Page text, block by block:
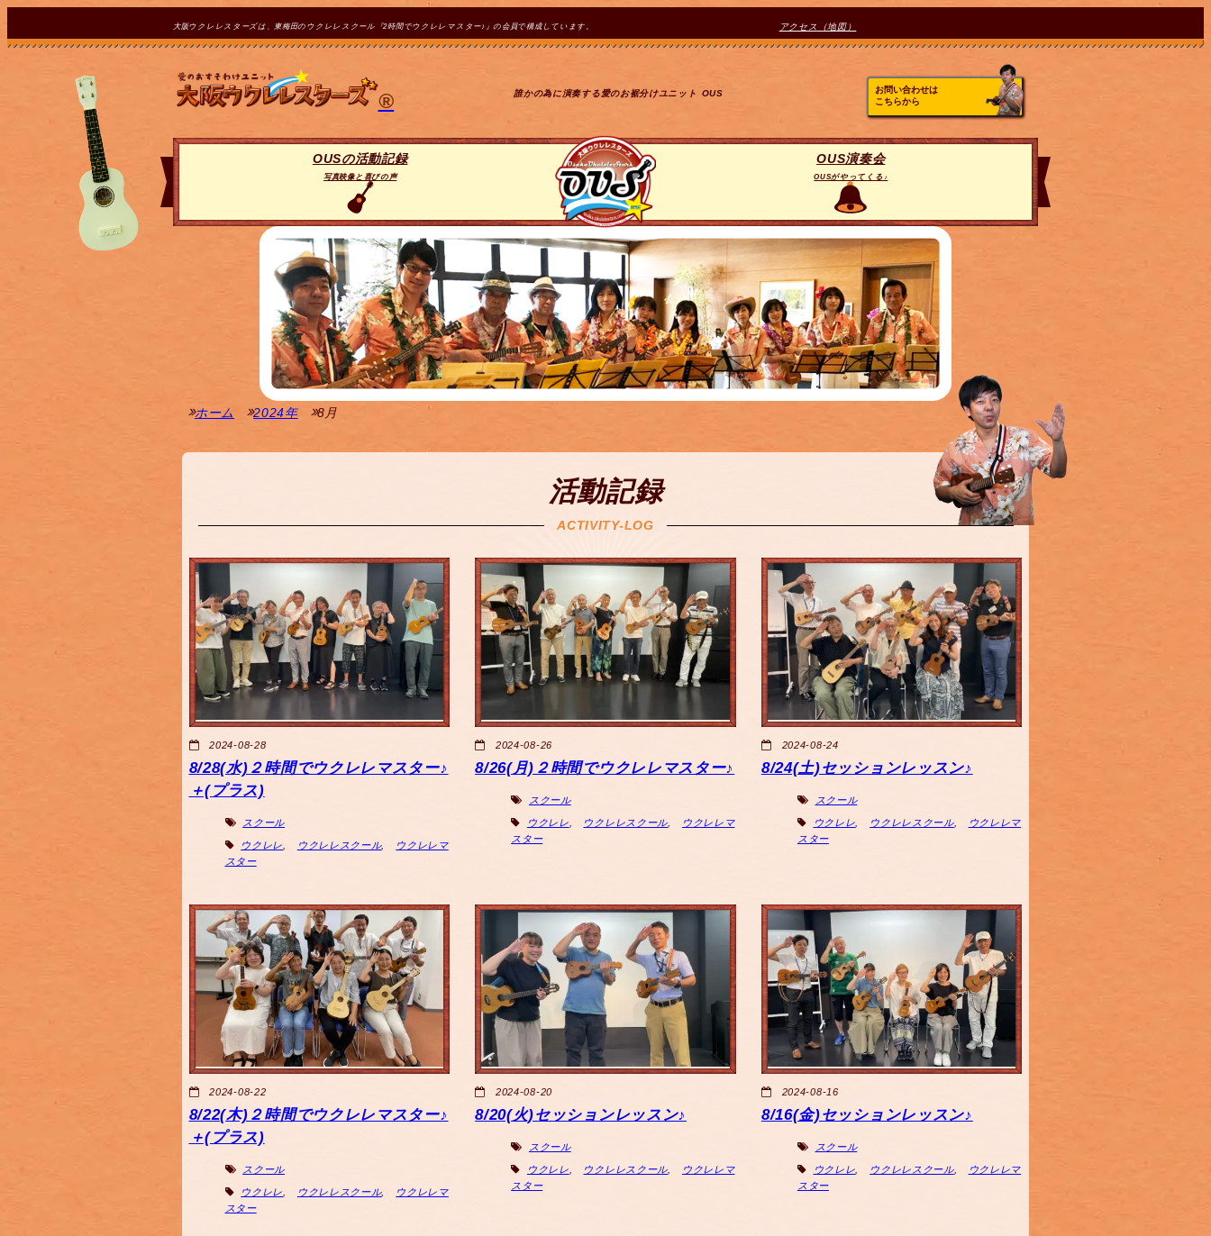
大阪ウクレレスターズは、東梅田のウクレレスクール『2時間でウクレレマスター♪』の会員で構成しています。 アクセス（地図）
® 誰かの為に演奏する愛のお裾分けユニット OUS
お問い合わせは
こちらから
OUSの活動記録
写真映像と喜びの声
OUS演奏会
OUSがやってくる♪
ホーム 2024年 8月
活動記録
ACTIVITY-LOG
2024-08-28
8/28(水)２時間でウクレレマスター♪
＋(プラス)
スクール
ウクレレ ウクレレスクール,
ウクレレマ
スター
2024-08-26
8/26(月)２時間でウクレレマスター♪
スクール
ウクレレ ウクレレスクール
ウクレレマ
スター
2024-08-24
8/24(土)セッションレッスン♪
スクール
ウクレレ ウクレレスクール,
ウクレレマ
スター
2024-08-22
8/22(木)２時間でウクレレマスター♪
＋(プラス)
スクール
ウクレレ ウクレレスクール,
ウクレレマ
スター
2024-08-20
8/20(火)セッションレッスン♪
スクール
ウクレレ ウクレレスクール
ウクレレマ
スター
2024-08-16
8/16(金)セッションレッスン♪
スクール
ウクレレ ウクレレスクール,
ウクレレマ
スター